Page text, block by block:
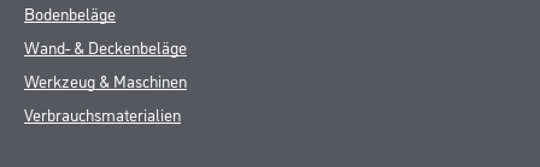
Bodenbeläge
Wand- & Deckenbeläge
Werkzeug & Maschinen
Verbrauchsmaterialien